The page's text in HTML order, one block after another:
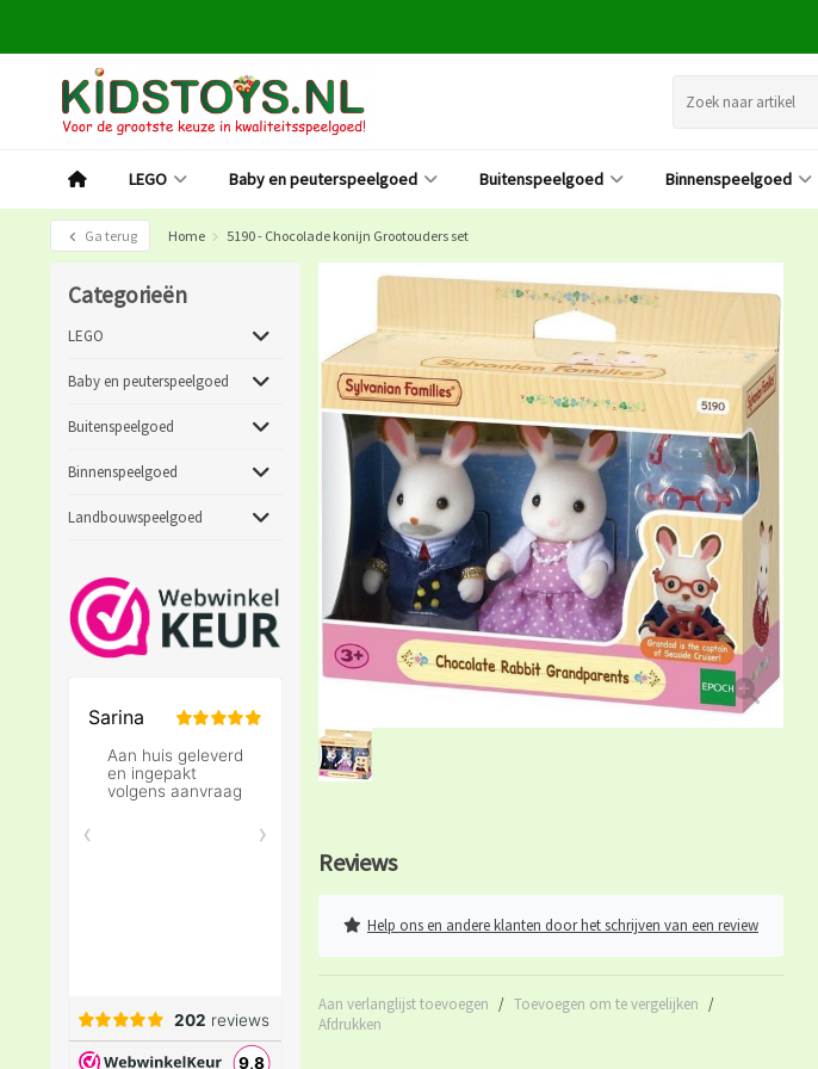
LEGO Baby en peuterspeelgoed Buitenspeelgoed Binnenspeelgoed
Ga terug Home 5190 - Chocolade konijn Grootouders set
Categorieën
LEGO
Baby en peuterspeelgoed
Buitenspeelgoed
Binnenspeelgoed
Landbouwspeelgoed
Reviews
Help ons en andere klanten door het schrijven van een review
Aan verlanglijst toevoegen / Toevoegen om te vergelijken /
Afdrukken